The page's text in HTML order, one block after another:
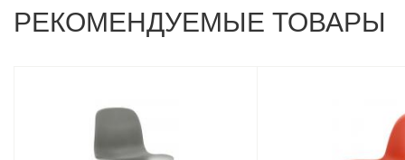
РЕКОМЕНДУЕМЫЕ ТОВАРЫ